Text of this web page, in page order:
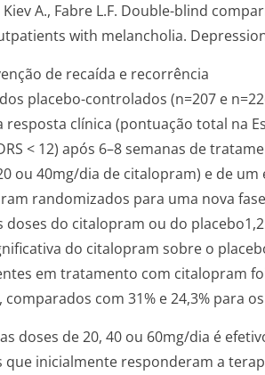
Kiev A., Fabre L.F. Double-blind
with melancholia.
de recaída e recorrência
placebo-controlados (n=207 e
resposta clínica (pontuação total na
< 12) após 6–8 semanas de
ou 40mg/dia de citalopram) e de
randomizados para uma nova
doses do citalopram ou do
do citalopram sobre o
em tratamento com citalopram
comparados com 31% e 24,3% para
doses de 20, 40 ou 60mg/dia é
que inicialmente responderam a